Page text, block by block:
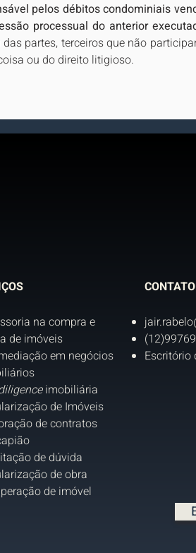
pelos débitos condominiais
processual do anterior
partes, terceiros que não
ou do direito litigioso.
na compra e
de imóveis
em negócios
imobiliária
de Imóveis
de contratos
de dúvida
de obra
de imóvel
CONTATO
Escritório